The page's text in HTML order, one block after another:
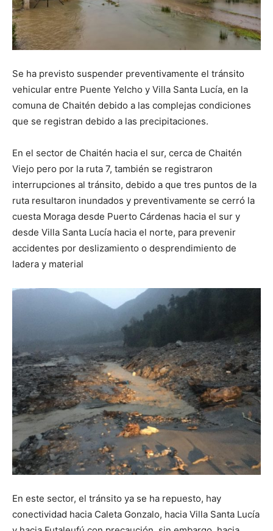
Se ha previsto suspender preventivamente el tránsito
vehicular entre Puente Yelcho y Villa Santa Lucía, en la
comuna de Chaitén debido a las complejas condiciones
que se registran debido a las precipitaciones.
En el sector de Chaitén hacia el sur, cerca de Chaitén
Viejo pero por la ruta 7, también se registraron
interrupciones al tránsito, debido a que tres puntos de la
ruta resultaron inundados y preventivamente se cerró la
cuesta Moraga desde Puerto Cárdenas hacia el sur y
desde Villa Santa Lucía hacia el norte, para prevenir
accidentes por deslizamiento o desprendimiento de
ladera y material
En este sector, el tránsito ya se ha repuesto, hay
conectividad hacia Caleta Gonzalo, hacia Villa Santa Lucía